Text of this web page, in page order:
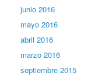
junio 2016
mayo 2016
abril 2016
marzo 2016
septiembre 2015